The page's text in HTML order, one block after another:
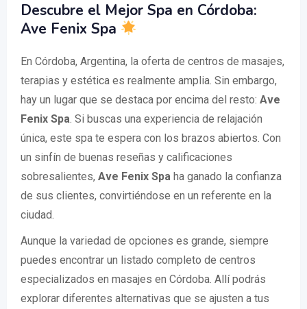
Descubre el Mejor Spa en Córdoba:
Ave Fenix Spa
En Córdoba, Argentina, la oferta de centros de masajes,
terapias y estética es realmente amplia. Sin embargo,
hay un lugar que se destaca por encima del resto: Ave
Fenix Spa. Si buscas una experiencia de relajación
única, este spa te espera con los brazos abiertos. Con
un sinfín de buenas reseñas y calificaciones
sobresalientes, Ave Fenix Spa ha ganado la confianza
de sus clientes, convirtiéndose en un referente en la
ciudad.
Aunque la variedad de opciones es grande, siempre
puedes encontrar un listado completo de centros
especializados en masajes en Córdoba. Allí podrás
explorar diferentes alternativas que se ajusten a tus